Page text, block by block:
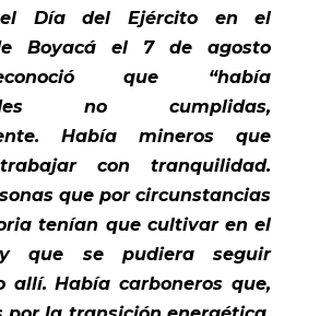
el Día del Ejército en el
Boyacá el 7 de agosto
que “había
no cumplidas,
Había mineros que
con tranquilidad.
que por circunstancias
tenían que cultivar en el
que se pudiera seguir
allí. Había carboneros que,